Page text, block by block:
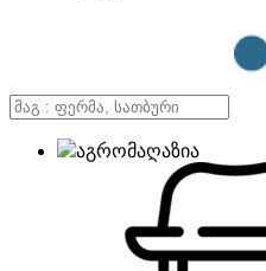
აგრომაღაზია